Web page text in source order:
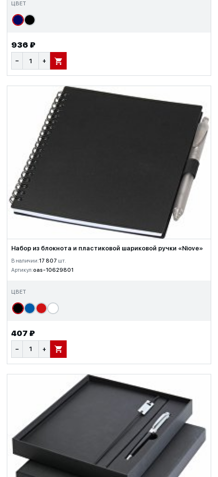
ЦВЕТ
936 ₽
− + В КОРЗИНУ
Набор из блокнота и пластиковой шариковой ручки «Niove»
В наличии:17 807 шт.
Артикул:oas-10629801
ЦВЕТ
407 ₽
− + В КОРЗИНУ